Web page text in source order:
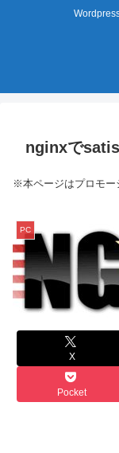
nginxで
※本ページはプロモー
PC
X
Pocket